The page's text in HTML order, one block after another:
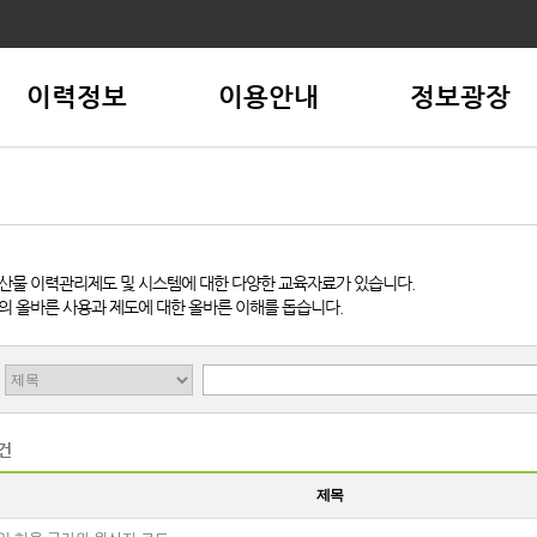
이력정보 이용안내 정보광장
물 이력관리제도 및 시스템에 대한 다양한 교육자료가 있습니다.
올바른 사용과 제도에 대한 올바른 이해를 돕습니다.
제목